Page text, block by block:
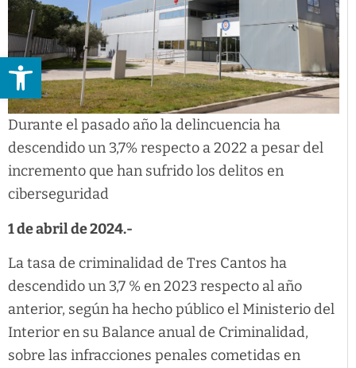
Abrir barra de herramientas
Durante el pasado año la delincuencia ha
descendido un 3,7% respecto a 2022 a pesar del
incremento que han sufrido los delitos en
ciberseguridad
1 de abril de 2024.-
La tasa de criminalidad de Tres Cantos ha
descendido un 3,7 % en 2023 respecto al año
anterior, según ha hecho público el Ministerio del
Interior en su Balance anual de Criminalidad,
sobre las infracciones penales cometidas en